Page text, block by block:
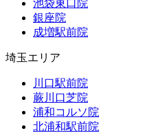
池袋東口院
銀座院
成増駅前院
埼玉エリア
川口駅前院
蕨川口芝院
浦和コルソ院
北浦和駅前院